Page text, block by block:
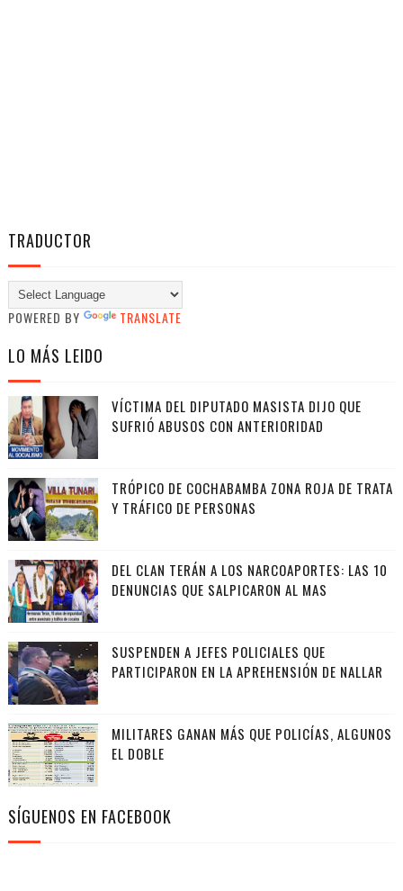
TRADUCTOR
POWERED BY TRANSLATE
LO MÁS LEIDO
VÍCTIMA DEL DIPUTADO MASISTA DIJO QUE
SUFRIÓ ABUSOS CON ANTERIORIDAD
TRÓPICO DE COCHABAMBA ZONA ROJA DE TRATA
Y TRÁFICO DE PERSONAS
DEL CLAN TERÁN A LOS NARCOAPORTES: LAS 10
DENUNCIAS QUE SALPICARON AL MAS
SUSPENDEN A JEFES POLICIALES QUE
PARTICIPARON EN LA APREHENSIÓN DE NALLAR
MILITARES GANAN MÁS QUE POLICÍAS, ALGUNOS
EL DOBLE
SÍGUENOS EN FACEBOOK